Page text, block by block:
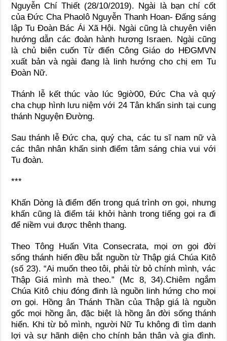
Nguyễn Chí Thiết (28/10/2019). Ngài là bạn chí cốt
của Đức Cha Phaolô Nguyễn Thanh Hoan- Đấng sáng
lập Tu Đoàn Bác Ái Xã Hội. Ngài cũng là chuyên viên
hướng dẫn các đoàn hành hương Israen. Ngài cũng
là chủ biên cuốn Từ điển Công Giáo do HĐGMVN
xuất bản và ngài đang là linh hướng cho chị em Tu
Đoàn Nữ.
Thánh lễ kết thúc vào lúc 9giờ00, Đức Cha và quý
cha chụp hình lưu niệm với 24 Tân khấn sinh tại cung
thánh Nguyện Đường.
Sau thánh lễ Đức cha, quý cha, các tu sĩ nam nữ và
các thân nhân khấn sinh điểm tâm sáng chia vui với
Tu đoàn.
***
Khấn Dòng là điểm đến trong quá trình ơn gọi, nhưng
khấn cũng là điểm tái khởi hành trong tiếng gọi ra đi
để niềm vui được thênh thang.
Theo Tông Huấn Vita Consecrata, mọi ơn gọi đời
sống thánh hiến đều bắt nguồn từ Thập giá Chúa Kitô
(số 23). “Ai muốn theo tôi, phải từ bỏ chính mình, vác
Thập Giá mình mà theo.” (Mc 8, 34).Chiêm ngắm
Chúa Kitô chịu đóng đinh là nguồn linh hứng cho mọi
ơn gọi. Hồng ân Thánh Thần của Thập giá là nguồn
gốc mọi hồng ân, đặc biệt là hồng ân đời sống thánh
hiến. Khi từ bỏ mình, người Nữ Tu không đi tìm danh
lợi và sự hãnh diện cho chính bản thân và gia đình.